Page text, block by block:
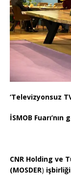
‘Televizyonsuz
İSMOB
CNR Holding ve
(MOSDER)